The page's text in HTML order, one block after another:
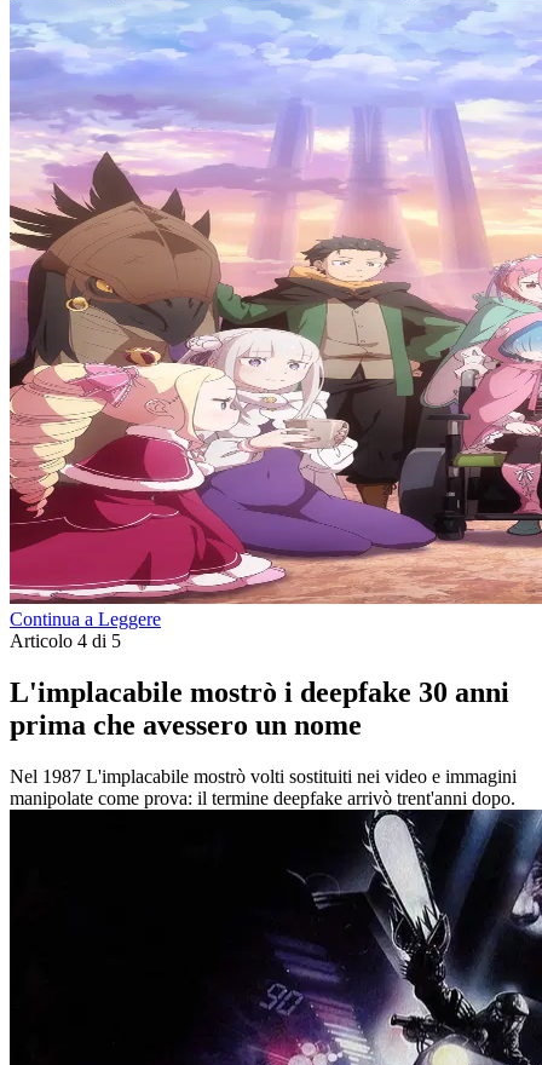
Continua a Leggere
Articolo 4 di 5
L'implacabile mostrò i deepfake 30 anni
prima che avessero un nome
Nel 1987 L'implacabile mostrò volti sostituiti nei video e immagini
manipolate come prova: il termine deepfake arrivò trent'anni dopo.